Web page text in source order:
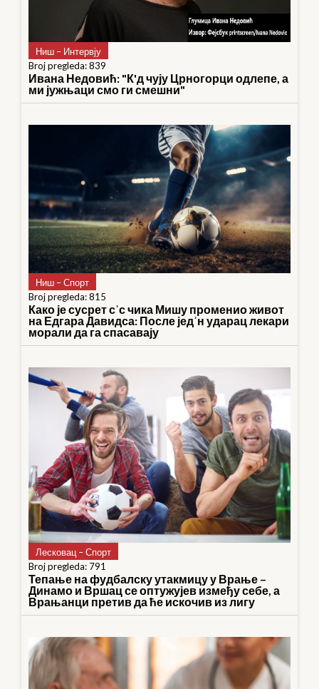
Ниш – Интервју
Broj pregleda: 839
Ивана Недовић: "К'д чују Црногорци одлепе, а
ми јужњаци смо ги смешни"
Ниш – Спорт
Broj pregleda: 815
Како је сусрет сʾс чика Мишу променио живот
на Едгара Давидса: После једʾн ударац лекари
морали да га спасавају
Лесковац – Спорт
Broj pregleda: 791
Тепање на фудбалску утакмицу у Врање –
Динамо и Вршац се оптужујев између себе, а
Врањанци претив да ће искочив из лигу